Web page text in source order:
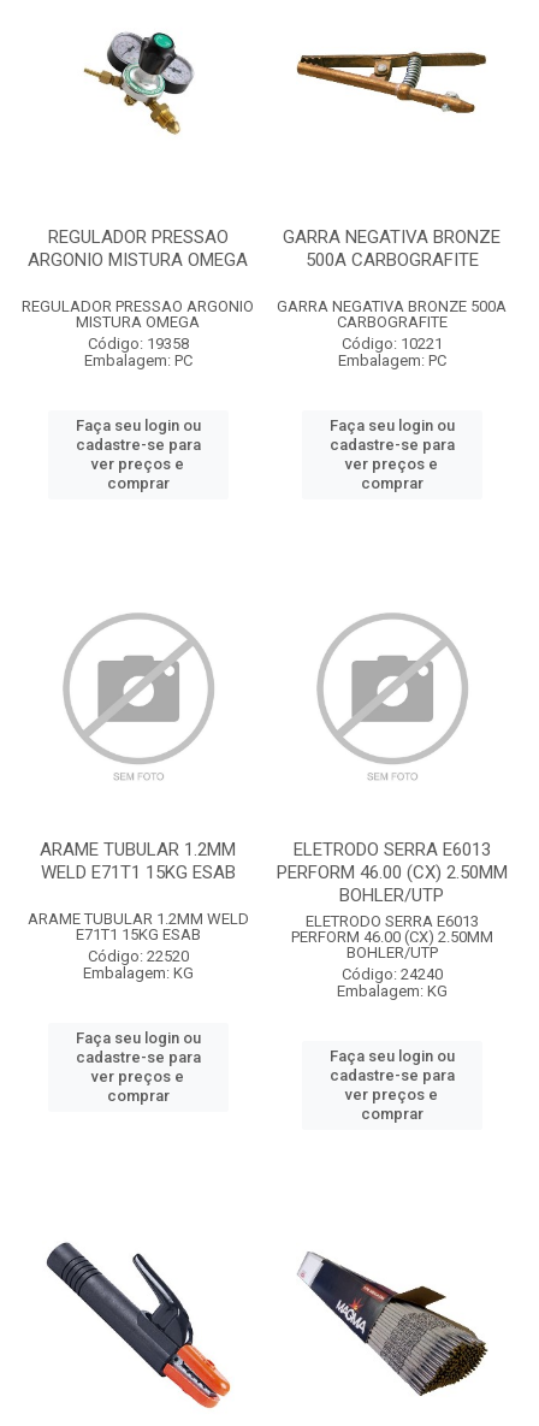
REGULADOR PRESSAO
ARGONIO MISTURA OMEGA
REGULADOR PRESSAO ARGONIO
MISTURA OMEGA
Código: 19358
Embalagem: PC
Faça seu login ou
cadastre-se para
ver preços e
comprar
GARRA NEGATIVA BRONZE
500A CARBOGRAFITE
GARRA NEGATIVA BRONZE 500A
CARBOGRAFITE
Código: 10221
Embalagem: PC
Faça seu login ou
cadastre-se para
ver preços e
comprar
ARAME TUBULAR 1.2MM
WELD E71T1 15KG ESAB
ARAME TUBULAR 1.2MM WELD
E71T1 15KG ESAB
Código: 22520
Embalagem: KG
Faça seu login ou
cadastre-se para
ver preços e
comprar
ELETRODO SERRA E6013
PERFORM 46.00 (CX) 2.50MM
BOHLER/UTP
ELETRODO SERRA E6013
PERFORM 46.00 (CX) 2.50MM
BOHLER/UTP
Código: 24240
Embalagem: KG
Faça seu login ou
cadastre-se para
ver preços e
comprar